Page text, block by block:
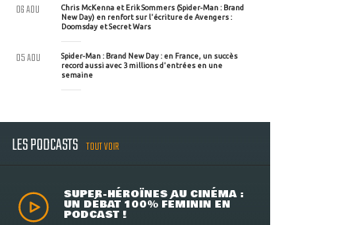
Chris McKenna et Erik Sommers (Spider-Man : Brand
New Day) en renfort sur l'écriture de Avengers :
Doomsday et Secret Wars
06 AOU
Spider-Man : Brand New Day : en France, un succès
record aussi avec 3 millions d'entrées en une
semaine
05 AOU
LES PODCASTS TOUT VOIR
SUPER-HÉROÏNES AU CINÉMA :
UN DÉBAT 100% FÉMININ EN
PODCAST !